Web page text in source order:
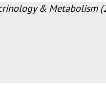
& Metabolism